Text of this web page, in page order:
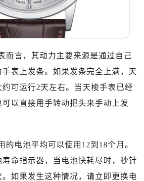
而言，其动力主要来源是通过自己
表上发条。如果发条完全上满，天
可运行2天左右。当天梭手表已经
以直接用手转动把头来手动上发
的电池平均可以使用12到18个月。
命指示器，当电池快耗尽时，秒针
如果发生这种情况，请立即更换电